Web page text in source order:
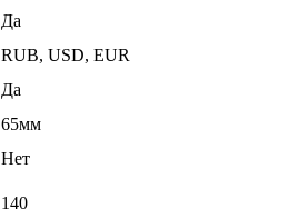
Да
RUB, USD, EUR
Да
65мм
Нет
140